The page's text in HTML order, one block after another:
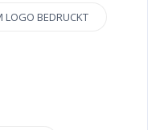
LOGO BEDRUCKT